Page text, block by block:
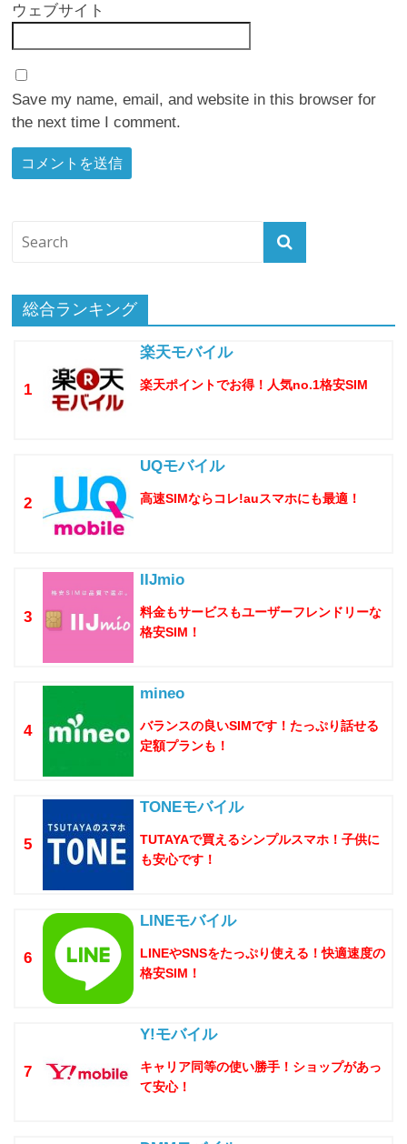
ウェブサイト
Save my name, email, and website in this browser for
the next time I comment.
総合ランキング
1
楽天モバイル
楽天ポイントでお得！人気no.1格安SIM
2
UQモバイル
高速SIMならコレ!auスマホにも最適！
3
IIJmio
料金もサービスもユーザーフレンドリーな
格安SIM！
4
mineo
バランスの良いSIMです！たっぷり話せる
定額プランも！
5
TONEモバイル
TUTAYAで買えるシンプルスマホ！子供に
も安心です！
6
LINEモバイル
LINEやSNSをたっぷり使える！快適速度の
格安SIM！
7
Y!モバイル
キャリア同等の使い勝手！ショップがあっ
て安心！